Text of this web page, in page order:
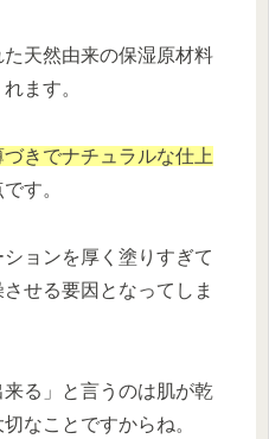
天然由来の保湿原材料
ます。
きでナチュラルな仕上
す。
ョンを厚く塗りすぎて
せる要因となってしま
る」と言うのは肌が乾
なことですからね。